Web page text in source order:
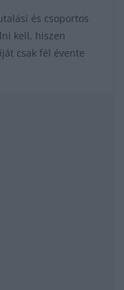
és csoportos
kell, hiszen
csak fél évente